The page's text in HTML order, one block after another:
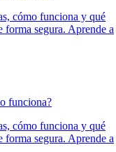
cómo funciona y qué
forma segura. Aprende a
funciona?
cómo funciona y qué
forma segura. Aprende a